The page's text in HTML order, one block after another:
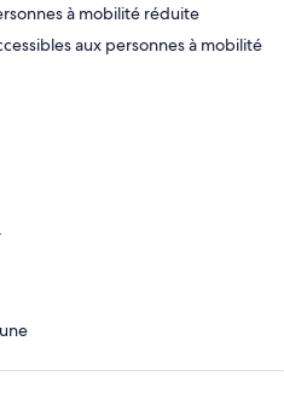
à mobilité réduite
aux personnes à mobilité